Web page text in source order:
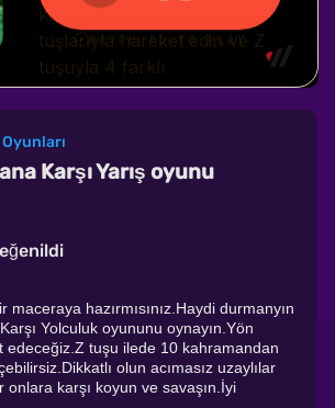
Karşı Yarış oyunu
maceraya hazırmısınız.Haydi durmanyın
Yolculuk oyununu oynayın.Yön
edeceğiz.Z tuşu ilede 10 kahramandan
olun acımasız uzaylılar
onlara karşı koyun ve savaşın.İyi